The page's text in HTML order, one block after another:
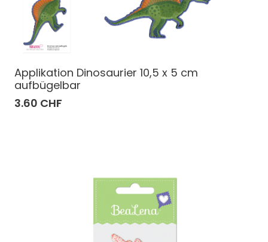
Applikation Dinosaurier 10,5 x 5 cm
aufbügelbar
3.60 CHF